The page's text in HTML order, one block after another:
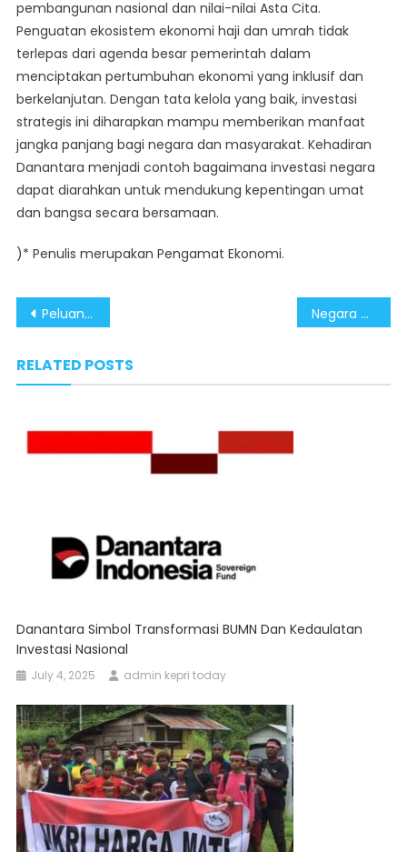
pembangunan nasional dan nilai-nilai Asta Cita.
Penguatan ekosistem ekonomi haji dan umrah tidak
terlepas dari agenda besar pemerintah dalam
menciptakan pertumbuhan ekonomi yang inklusif dan
berkelanjutan. Dengan tata kelola yang baik, investasi
strategis ini diharapkan mampu memberikan manfaat
jangka panjang bagi negara dan masyarakat. Kehadiran
Danantara menjadi contoh bagaimana investasi negara
dapat diarahkan untuk mendukung kepentingan umat
dan bangsa secara bersamaan.
)* Penulis merupakan Pengamat Ekonomi.
Post
Peluang Investasi Danantara di Sektor Perhotelan Makkah Jadi Strategi Jangka Panjang Negara dan Rakyat Seirama: Aceh Bangkit Hadapi Bencana
RELATED POSTS
Danantara Simbol Transformasi BUMN Dan Kedaulatan
Investasi Nasional
July 4, 2025 admin kepri today